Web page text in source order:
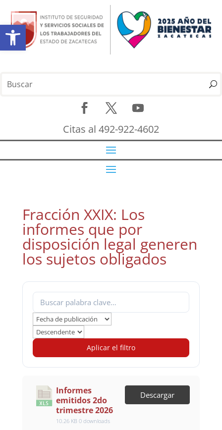
Abrir barra de herramientas
Citas al 492-922-4602
Fracción XXIX: Los
informes que por
disposición legal generen
los sujetos obligados
Aplicar el filtro
Informes
emitidos 2do
trimestre 2026
10.26 KB 0 downloads
Descargar